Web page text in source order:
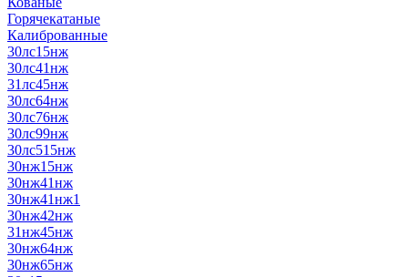
Горячекатаные
Калиброванные
30лс15нж
30лс41нж
31лс45нж
30лс64нж
30лс76нж
30лс99нж
30лс515нж
30нж15нж
30нж41нж
30нж41нж1
30нж42нж
31нж45нж
30нж64нж
30нж65нж